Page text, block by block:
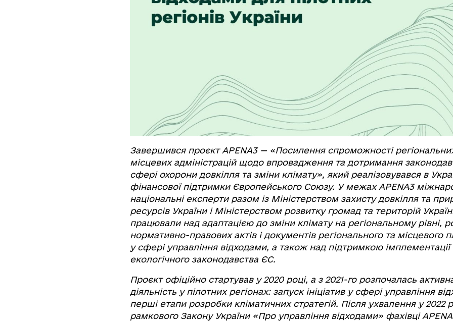
Завершився проєкт APENA3 — «Посилення спроможності
місцевих адміністрацій щодо впровадження та дотримання
сфері охорони довкілля та зміни клімату», який реалізовувався в
фінансової підтримки Європейського Союзу. У межах APENA3
національні експерти разом із Міністерством захисту довкілля та
ресурсів України і Міністерством розвитку громад та територій
працювали над адаптацією до зміни клімату на регіональному рівні,
нормативно-правових актів і документів регіонального та місцевого
у сфері управління відходами, а також над підтримкою імплементації
екологічного законодавства ЄС.
Проєкт офіційно стартував у 2020 році, а з 2021-го розпочалась
діяльність у пілотних регіонах: запуск ініціатив у сфері управління
перші етапи розробки кліматичних стратегій. Після ухвалення у 2022
рамкового Закону України «Про управління відходами» фахівці